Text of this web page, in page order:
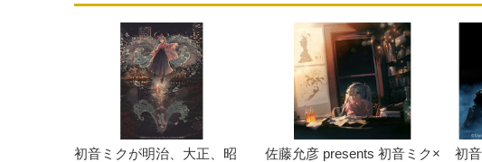
初音ミクが明治、大正、昭
佐藤允彦 presents 初音ミク×
初